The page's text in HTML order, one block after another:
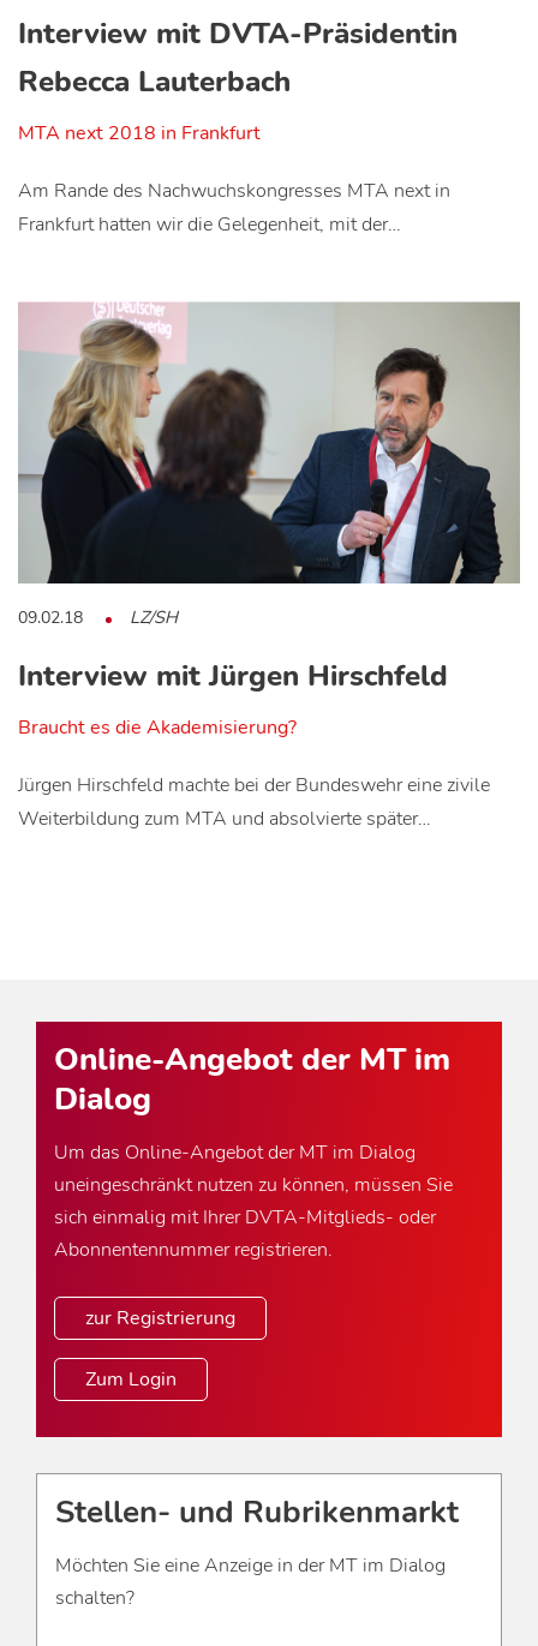
Interview mit DVTA-Präsidentin
Rebecca Lauterbach
MTA next 2018 in Frankfurt
Am Rande des Nachwuchskongresses MTA next in
Frankfurt hatten wir die Gelegenheit, mit der…
09.02.18 LZ/SH
Interview mit Jürgen Hirschfeld
Braucht es die Akademisierung?
Jürgen Hirschfeld machte bei der Bundeswehr eine zivile
Weiterbildung zum MTA und absolvierte später…
Online-Angebot der MT im
Dialog
Um das Online-Angebot der MT im Dialog
uneingeschränkt nutzen zu können, müssen Sie
sich einmalig mit Ihrer DVTA-Mitglieds- oder
Abonnentennummer registrieren.
zur Registrierung
Zum Login
Stellen- und Rubrikenmarkt
Möchten Sie eine Anzeige in der MT im Dialog
schalten?